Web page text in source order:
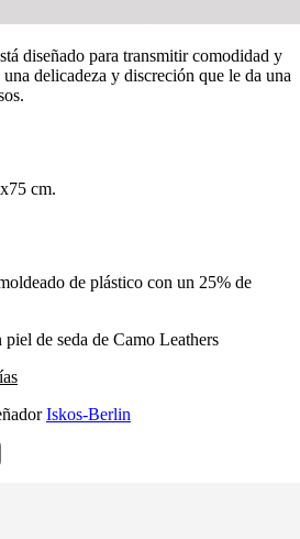
diseñado para transmitir comodidad y
delicadeza y discreción que le da una
cm.
de plástico con un 25% de
de seda de Camo Leathers
Iskos-Berlin